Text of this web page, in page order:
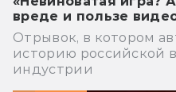
вреде и пользе
Отрывок, в котором
историю российской
индустрии